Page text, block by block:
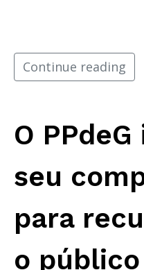
Continue reading
O
seu
para
o